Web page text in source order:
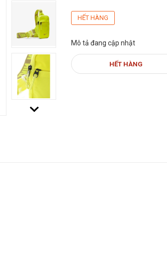
HẾT HÀNG
Mô tả đang cập nhật
HẾT HÀNG